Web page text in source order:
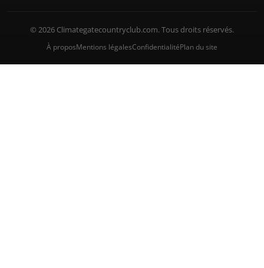
© 2026 Climategatecountryclub.com. Tous droits réservés.
À proposMentions légalesConfidentialitéPlan du site